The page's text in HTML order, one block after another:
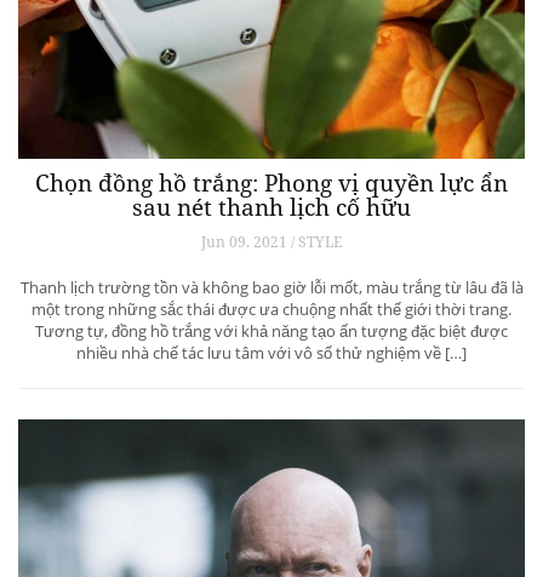
Chọn đồng hồ trắng: Phong vị quyền lực ẩn
sau nét thanh lịch cố hữu
Jun 09, 2021 / STYLE
Thanh lịch trường tồn và không bao giờ lỗi mốt, màu trắng từ lâu đã là
một trong những sắc thái được ưa chuộng nhất thế giới thời trang.
Tương tự, đồng hồ trắng với khả năng tạo ấn tượng đặc biệt được
nhiều nhà chế tác lưu tâm với vô số thử nghiệm về […]